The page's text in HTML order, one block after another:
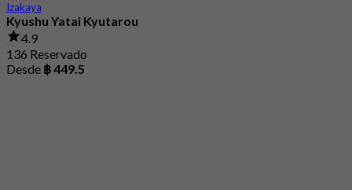
Izakaya
Kyushu Yatai Kyutarou
4.9
136 Reservado
Desde ฿ 449.5